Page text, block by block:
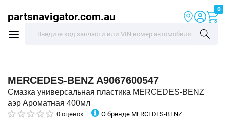
partsnavigator.com.au
0
MERCEDES-BENZ A9067600547
Смазка универсальная пластика MERCEDES-BENZ
аэр Ароматная 400мл
0 оценок О бренде MERCEDES-BENZ